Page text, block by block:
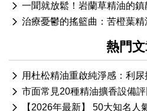
一聞就放鬆！岩蘭草精油的鎮
治療憂鬱的搖籃曲：苦橙葉精
熱門
用杜松精油重啟純淨感：利尿
市面常見20種精油擴香設備評
【2026年最新】 50大知名人